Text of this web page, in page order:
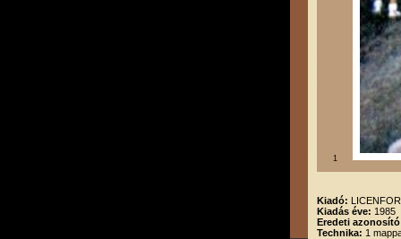
1
Kiadó:
Kiadás éve: 1985
Eredeti
Technika: 1